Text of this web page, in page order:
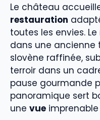
Le château
restauration
toutes les envies.
dans une ancienne
slovène raffinée,
terroir dans un
pause gourmande
panoramique sert
une vue